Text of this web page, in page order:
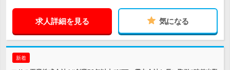
求人詳細を見る 気になる
新着